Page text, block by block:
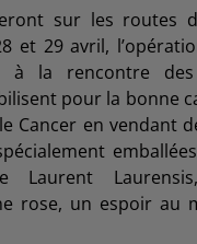
sur les routes
et 29 avril,
à la rencontre des
pour la bonne
Cancer en vendant
Laurent
rose, un espoir au